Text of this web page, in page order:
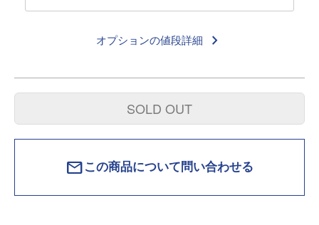
オプションの値段詳細 keyboard_arrow_right
SOLD OUT
mail この商品について問い合わせる